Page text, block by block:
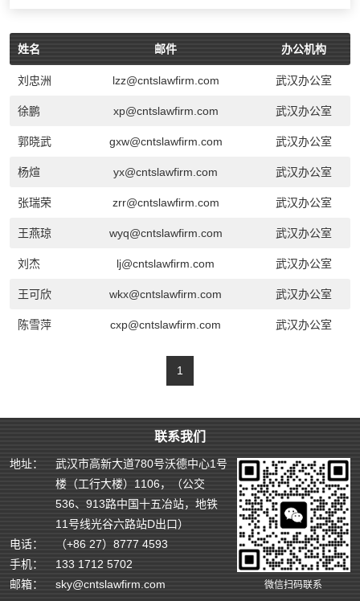
姓名 邮件 办公机构
刘忠洲 lzz@cntslawfirm.com 武汉办公室
徐鹏 xp@cntslawfirm.com 武汉办公室
郭晓武 gxw@cntslawfirm.com 武汉办公室
杨煊 yx@cntslawfirm.com 武汉办公室
张瑞荣 zrr@cntslawfirm.com 武汉办公室
王燕琼 wyq@cntslawfirm.com 武汉办公室
刘杰 lj@cntslawfirm.com 武汉办公室
王可欣 wkx@cntslawfirm.com 武汉办公室
陈雪萍 cxp@cntslawfirm.com 武汉办公室
1
联系我们
地址：
武汉市高新大道780号沃德中心1号
楼（工行大楼）1106，（公交
536、913路中国十五冶站，地铁
11号线光谷六路站D出口）
电话：
（+86 27）8777 4593
手机：
133 1712 5702
邮箱：
sky@cntslawfirm.com 微信扫码联系